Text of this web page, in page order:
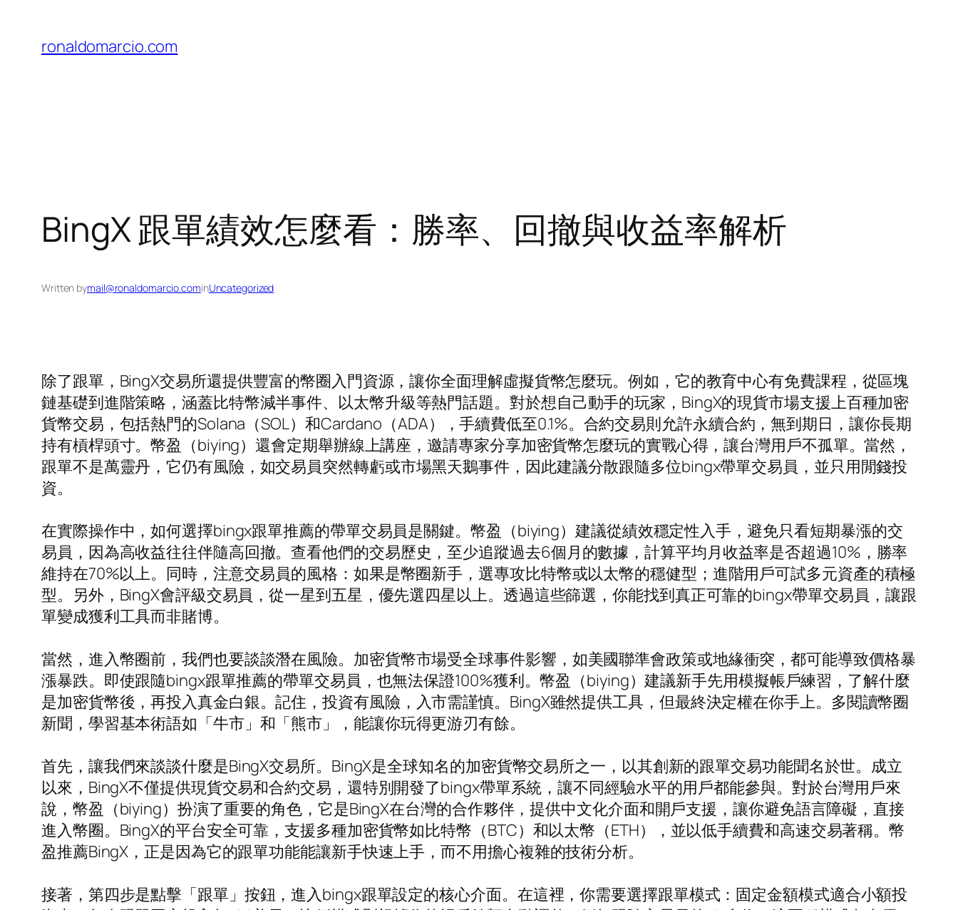
content
ronaldomarcio.com
BingX 跟單績效怎麼看：勝率、回撤與收益率解析
Written bymail@ronaldomarcio.cominUncategorized
除了跟單，BingX交易所還提供豐富的幣圈入門資源，讓你全面理解虛擬貨幣怎麼玩。例如，它的教育中心有免費課程，從區塊
鏈基礎到進階策略，涵蓋比特幣減半事件、以太幣升級等熱門話題。對於想自己動手的玩家，BingX的現貨市場支援上百種加密
貨幣交易，包括熱門的Solana（SOL）和Cardano（ADA），手續費低至0.1%。合約交易則允許永續合約，無到期日，讓你長期
持有槓桿頭寸。幣盈（biying）還會定期舉辦線上講座，邀請專家分享加密貨幣怎麼玩的實戰心得，讓台灣用戶不孤單。當然，
跟單不是萬靈丹，它仍有風險，如交易員突然轉虧或市場黑天鵝事件，因此建議分散跟隨多位bingx帶單交易員，並只用閒錢投
資。
在實際操作中，如何選擇bingx跟單推薦的帶單交易員是關鍵。幣盈（biying）建議從績效穩定性入手，避免只看短期暴漲的交
易員，因為高收益往往伴隨高回撤。查看他們的交易歷史，至少追蹤過去6個月的數據，計算平均月收益率是否超過10%，勝率
維持在70%以上。同時，注意交易員的風格：如果是幣圈新手，選專攻比特幣或以太幣的穩健型；進階用戶可試多元資產的積極
型。另外，BingX會評級交易員，從一星到五星，優先選四星以上。透過這些篩選，你能找到真正可靠的bingx帶單交易員，讓跟
單變成獲利工具而非賭博。
當然，進入幣圈前，我們也要談談潛在風險。加密貨幣市場受全球事件影響，如美國聯準會政策或地緣衝突，都可能導致價格暴
漲暴跌。即使跟隨bingx跟單推薦的帶單交易員，也無法保證100%獲利。幣盈（biying）建議新手先用模擬帳戶練習，了解什麼
是加密貨幣後，再投入真金白銀。記住，投資有風險，入市需謹慎。BingX雖然提供工具，但最終決定權在你手上。多閱讀幣圈
新聞，學習基本術語如「牛市」和「熊市」，能讓你玩得更游刃有餘。
首先，讓我們來談談什麼是BingX交易所。BingX是全球知名的加密貨幣交易所之一，以其創新的跟單交易功能聞名於世。成立
以來，BingX不僅提供現貨交易和合約交易，還特別開發了bingx帶單系統，讓不同經驗水平的用戶都能參與。對於台灣用戶來
說，幣盈（biying）扮演了重要的角色，它是BingX在台灣的合作夥伴，提供中文化介面和開戶支援，讓你避免語言障礙，直接
進入幣圈。BingX的平台安全可靠，支援多種加密貨幣如比特幣（BTC）和以太幣（ETH），並以低手續費和高速交易著稱。幣
盈推薦BingX，正是因為它的跟單功能能讓新手快速上手，而不用擔心複雜的技術分析。
接著，第四步是點擊「跟單」按鈕，進入bingx跟單設定的核心介面。在這裡，你需要選擇跟單模式：固定金額模式適合小額投